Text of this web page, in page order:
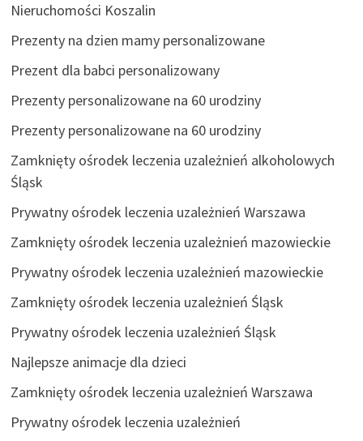
Nieruchomości Koszalin
Prezenty na dzien mamy personalizowane
Prezent dla babci personalizowany
Prezenty personalizowane na 60 urodziny
Prezenty personalizowane na 60 urodziny
Zamknięty ośrodek leczenia uzależnień alkoholowych
Śląsk
Prywatny ośrodek leczenia uzależnień Warszawa
Zamknięty ośrodek leczenia uzależnień mazowieckie
Prywatny ośrodek leczenia uzależnień mazowieckie
Zamknięty ośrodek leczenia uzależnień Śląsk
Prywatny ośrodek leczenia uzależnień Śląsk
Najlepsze animacje dla dzieci
Zamknięty ośrodek leczenia uzależnień Warszawa
Prywatny ośrodek leczenia uzależnień